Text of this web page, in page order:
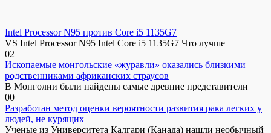
Intel Processor N95 против Core i5 1135G7
VS Intel Processor N95 Intel Core i5 1135G7 Что лучше
02
Ископаемые монгольские «журавли» оказались близкими
родственниками африканских страусов
В Монголии были найдены самые древние представители
00
Разработан метод оценки вероятности развития рака легких у
людей, не курящих
Ученые из Университета Калгари (Канада) нашли необычный